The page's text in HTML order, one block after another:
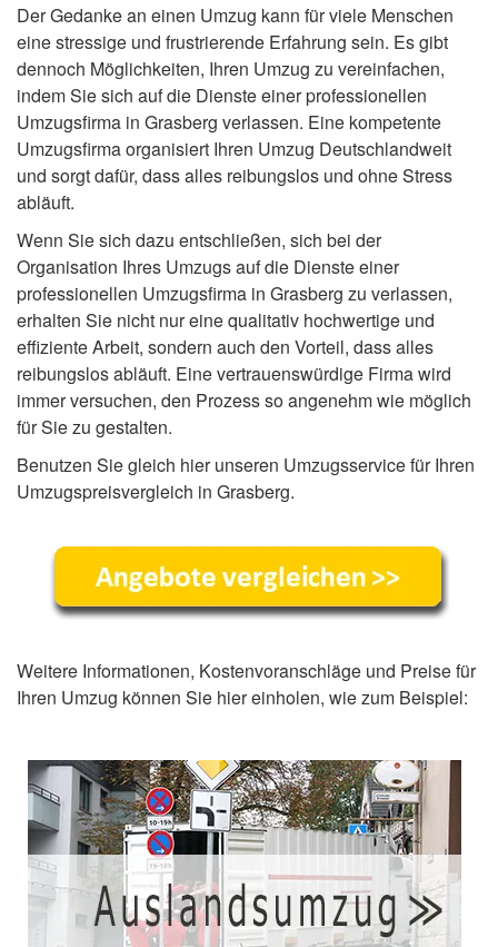
Der Gedanke an einen Umzug kann für viele Menschen
eine stressige und frustrierende Erfahrung sein. Es gibt
dennoch Möglichkeiten, Ihren Umzug zu vereinfachen,
indem Sie sich auf die Dienste einer professionellen
Umzugsfirma in Grasberg verlassen. Eine kompetente
Umzugsfirma organisiert Ihren Umzug Deutschlandweit
und sorgt dafür, dass alles reibungslos und ohne Stress
abläuft.
Wenn Sie sich dazu entschließen, sich bei der
Organisation Ihres Umzugs auf die Dienste einer
professionellen Umzugsfirma in Grasberg zu verlassen,
erhalten Sie nicht nur eine qualitativ hochwertige und
effiziente Arbeit, sondern auch den Vorteil, dass alles
reibungslos abläuft. Eine vertrauenswürdige Firma wird
immer versuchen, den Prozess so angenehm wie möglich
für Sie zu gestalten.
Benutzen Sie gleich hier unseren Umzugsservice für Ihren
Umzugspreisvergleich in Grasberg.
Weitere Informationen, Kostenvoranschläge und Preise für
Ihren Umzug können Sie hier einholen, wie zum Beispiel: